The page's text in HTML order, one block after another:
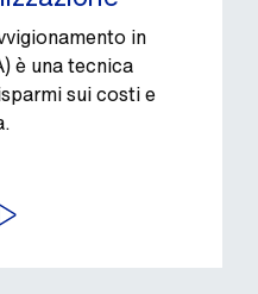
in
è una tecnica
sui costi e